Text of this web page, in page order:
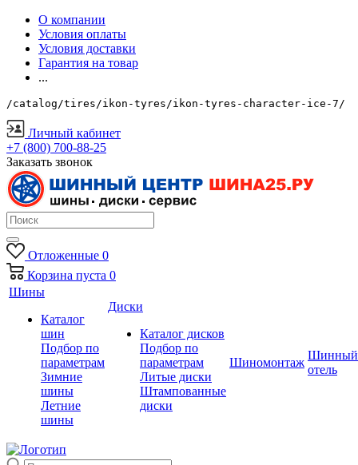
О компании
Условия оплаты
Условия доставки
Гарантия на товар
...
/catalog/tires/ikon-tyres/ikon-tyres-character-ice-7/
Личный кабинет
+7 (800) 700-88-25
Заказать звонок
Отложенные 0
Корзина пуста 0
Шины
Каталог
шин
Подбор по
параметрам
Зимние
шины
Летние
шины
Диски
Каталог дисков
Подбор по
параметрам
Литые диски
Штампованные
диски
Шиномонтаж
Шинный
отель